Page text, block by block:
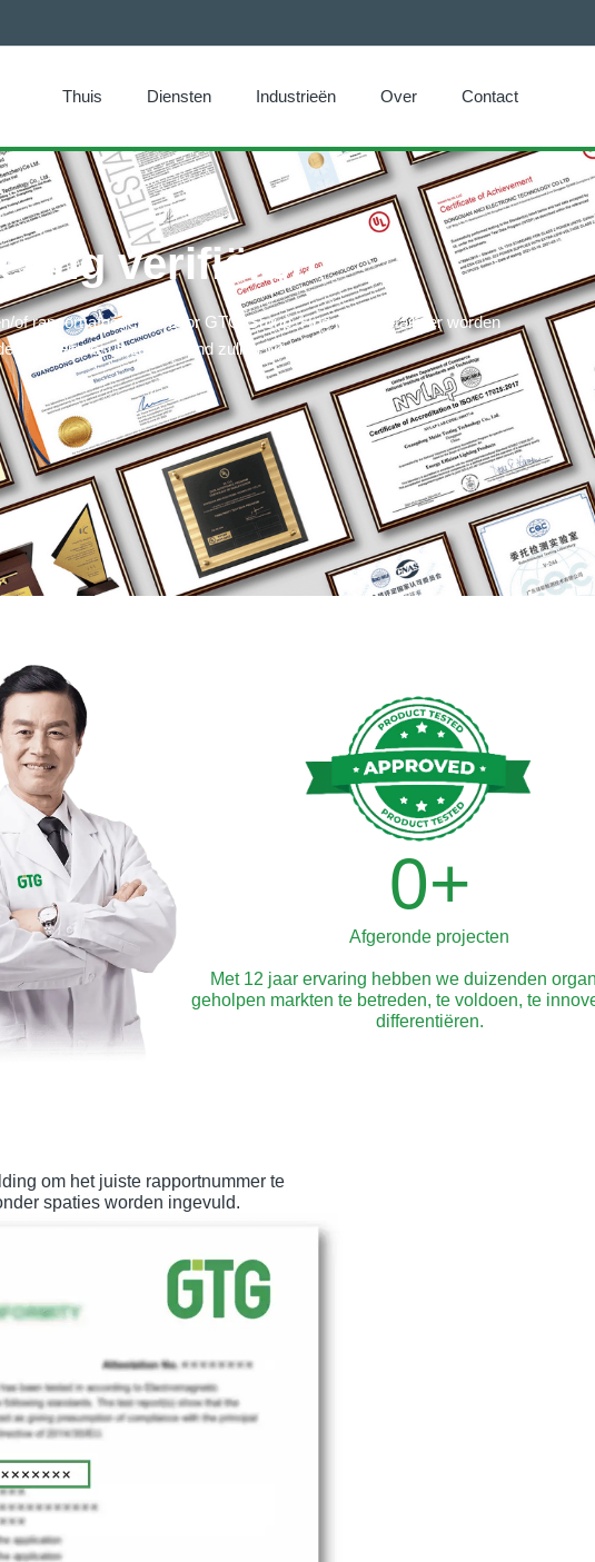
Thuis Diensten Industrieën Over Contact
verifiëren
of rapport afgegeven door GTG Group. Hoe meer details er worden
validiteitsresultaten bekend zullen worden.
Afgeronde projecten
Met 12 jaar ervaring hebben we duizenden
geholpen markten te betreden, te voldoen, te
differentiëren.
0+
om het juiste rapportnummer te
spaties worden ingevuld.​